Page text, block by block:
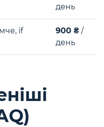
день
if 900 ₴ /
день